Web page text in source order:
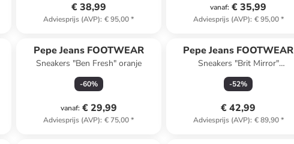
€ 38,99
Adviesprijs (AVP): € 95,00*
vanaf: € 35,99
Adviesprijs (AVP): € 95,00*
Pepe Jeans FOOTWEAR
Sneakers "Ben Fresh" oranje
-60%
vanaf: € 29,99
Adviesprijs (AVP): € 75,00*
Pepe Jeans FOOTWEAR
Sneakers "Brit Mirror"
lichtbruin/beige
-52%
€ 42,99
Adviesprijs (AVP): € 89,90*